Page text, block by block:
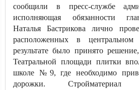
сообщили в пресс-службе
исполняющая обязанности
Наталья Бастрикова лично
расположенных в
результате было принято
Театральной площади плитки
школе №9, где необходимо
дорожки.